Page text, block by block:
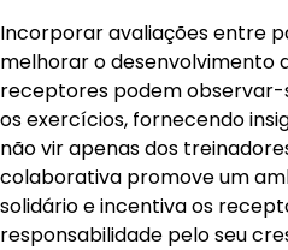
Incorporar avaliações entre
melhorar o desenvolvimento
receptores podem
os exercícios, fornecendo
não vir apenas dos
colaborativa promove um
solidário e incentiva os
responsabilidade pelo seu